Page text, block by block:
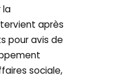
la
après
pour avis de
sociale,